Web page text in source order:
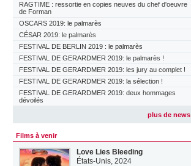
RAGTIME : ressortie en copies neuves du chef d'oeuvre
de Forman
OSCARS 2019: le palmarès
CÉSAR 2019: le palmarès
FESTIVAL DE BERLIN 2019 : le palmarès
FESTIVAL DE GERARDMER 2019: le palmarès !
FESTIVAL DE GERARDMER 2019: les jury au complet !
FESTIVAL DE GERARDMER 2019: la sélection !
FESTIVAL DE GERARDMER 2019: deux hommages
dévoilés
plus de news
Films à venir
Love Lies Bleeding
États-Unis, 2024